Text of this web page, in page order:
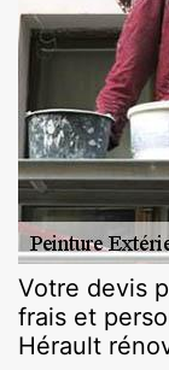
Votre devis
frais et
Hérault